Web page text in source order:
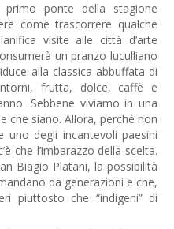
ponte della stagione
come trascorrere qualche
visite alle città d’arte
un pranzo luculliano
alla classica abbuffata di
frutta, dolce, caffè e
Sebbene viviamo in una
che siano. Allora, perché non
degli incantevoli paesini
che l’imbarazzo della scelta.
Biagio Platani, la possibilità
da generazioni e che,
piuttosto che “indigeni” di